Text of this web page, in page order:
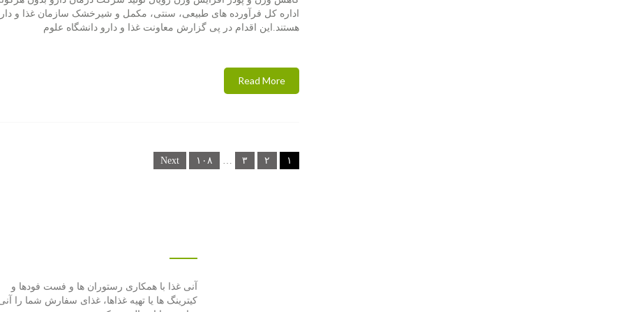
اداره کل فرآورده های طبیعی، سنتی، مکمل و شیرخشک سازمان غذا و
هستند.این اقدام در پی گزارش معاونت غذا و دارو دانشگاه علوم
Read More
Posts
navigation
۱ ۲ ۳ … ۱۰۸ Next
آنی غذا با همكاری رستوران ها و فست فودها و
كیترینگ ها یا تهیه غذاها، غذای سفارش شما را